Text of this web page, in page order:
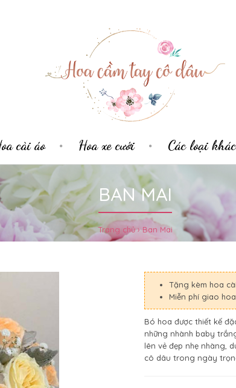
cài áo Hoa xe cưới Các loại khác
BAN MAI
Trang chủ Ban Mai
Tặng kèm hoa
Miễn phí giao
Bó hoa được thiết kế
những nhành baby
lên vẻ đẹp nhẹ nhàng,
cô dâu trong ngày